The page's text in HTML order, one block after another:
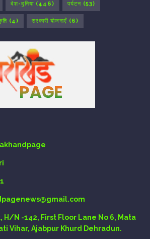
देश-दुनिया (446) पर्यटन (53)
(4) सरकारी योजनाएँ (6)
H/N -142, First Floor Lane No 6, Mata
Vihar, Ajabpur Khurd Dehradun.